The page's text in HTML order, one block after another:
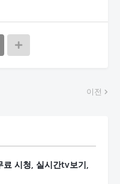
이전
료 시청, 실시간tv보기,